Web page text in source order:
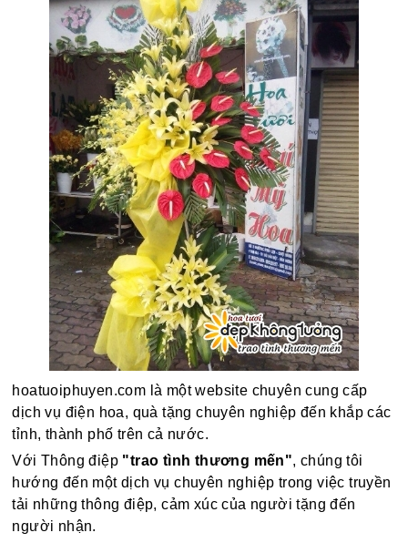
hoatuoiphuyen.com là một website chuyên cung cấp
dịch vụ điện hoa, quà tặng chuyên nghiệp đến khắp các
tỉnh, thành phố trên cả nước.
Với Thông điệp "trao tình thương mến", chúng tôi
hướng đến một dịch vụ chuyên nghiệp trong việc truyền
tải những thông điệp, cảm xúc của người tặng đến
người nhận.